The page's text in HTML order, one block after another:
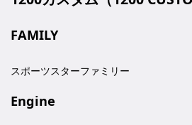
FAMILY
スポーツスターファミリー
Engine